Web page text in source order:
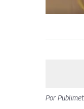
Por